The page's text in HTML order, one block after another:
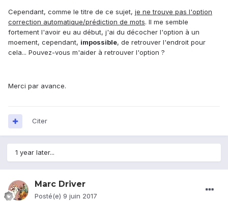
Cependant, comme le titre de ce sujet, je ne trouve pas l'option
correction automatique/prédiction de mots. Il me semble
fortement l'avoir eu au début, j'ai du décocher l'option à un
moement, cependant, impossible, de retrouver l'endroit pour
cela... Pouvez-vous m'aider à retrouver l'option ?
Merci par avance.
Citer
1 year later...
Marc Driver
Posté(e) 9 juin 2017